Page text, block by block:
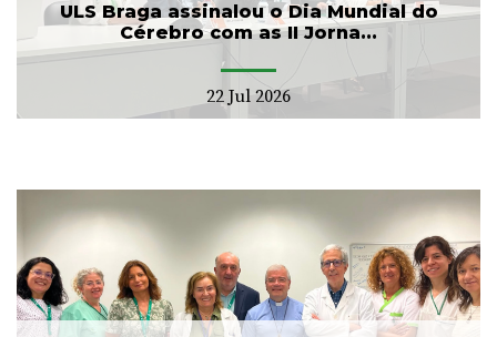
ULS Braga assinalou o Dia Mundial do
Cérebro com as II Jorna...
22 Jul 2026